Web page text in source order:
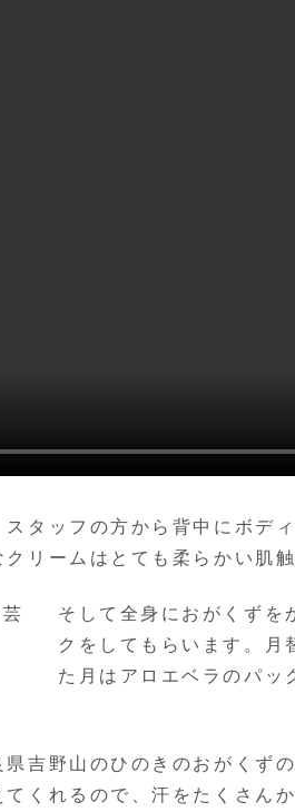
タッフの方から背中にボデ
リームはとても柔らかい肌
そして全身におがくずを
クをしてもらいます。月
た月はアロエベラのパッ
吉野山のひのきのおがくず
くれるので、汗をたくさん